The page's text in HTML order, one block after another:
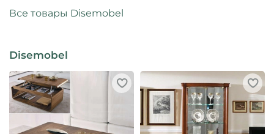
Все товары Disemobel
Disemobel